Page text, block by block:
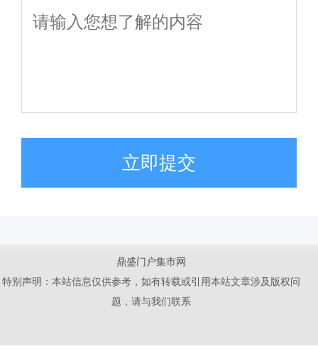
立即提交
鼎盛门户集市网
特别声明：本站信息仅供参考，如有转载或引用本站文章涉及版权问
题，请与我们联系